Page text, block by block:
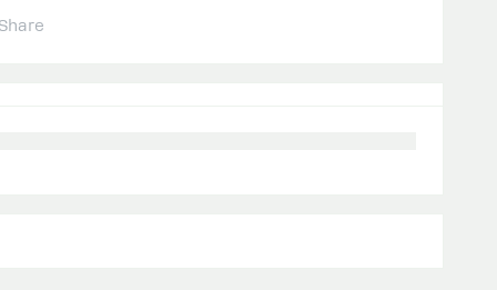
Share